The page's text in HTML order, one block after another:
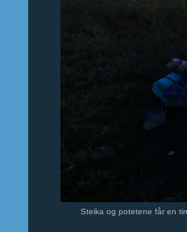
Steika og potetene får en